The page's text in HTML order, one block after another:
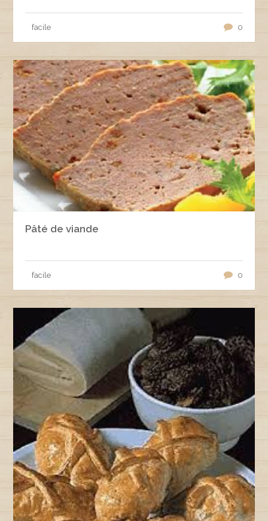
facile 0
Pâté de viande
facile 0